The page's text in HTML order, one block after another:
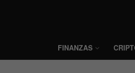
FINANZAS